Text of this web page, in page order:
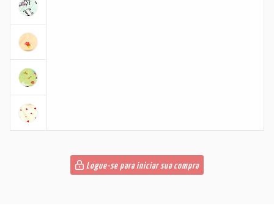
Logue-se para iniciar sua compra